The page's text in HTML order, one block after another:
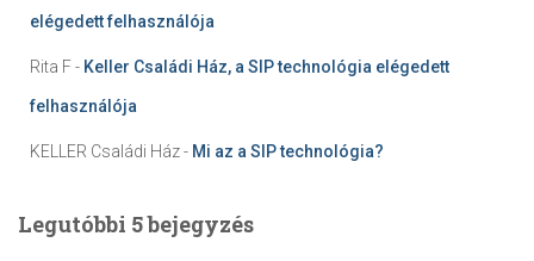
elégedett felhasználója
Rita F- Keller Családi Ház, a SIP technológia elégedett
felhasználója
KELLER Családi Ház- Mi az a SIP technológia?
Legutóbbi 5 bejegyzés